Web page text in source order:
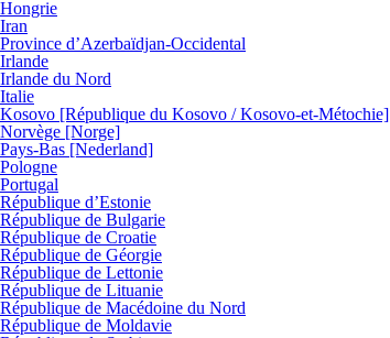
Hongrie
Iran
Province d’Azerbaïdjan-Occidental
Irlande
Irlande du Nord
Italie
Kosovo [République du Kosovo / Kosovo-et-Métochie]
Norvège [Norge]
Pays-Bas [Nederland]
Pologne
Portugal
République d’Estonie
République de Bulgarie
République de Croatie
République de Géorgie
République de Lettonie
République de Lituanie
République de Macédoine du Nord
République de Moldavie